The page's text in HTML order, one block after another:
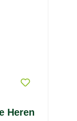
Heren